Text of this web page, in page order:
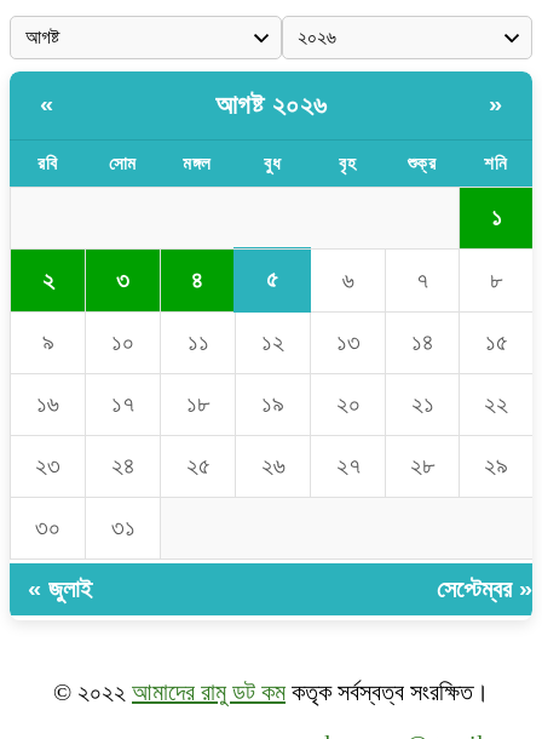
« আগষ্ট ২০২৬ »
রবি সোম মঙ্গল বুধ বৃহ শুক্র শনি
১
২ ৩ ৪ ৫ ৬ ৭ ৮
৯ ১০ ১১ ১২ ১৩ ১৪ ১৫
১৬ ১৭ ১৮ ১৯ ২০ ২১ ২২
২৩ ২৪ ২৫ ২৬ ২৭ ২৮ ২৯
৩০ ৩১
« জুলাই সেপ্টেম্বর »
© ২০২২ আমাদের রামু ডট কমকতৃক সর্বস্বত্ব সংরক্ষিত।